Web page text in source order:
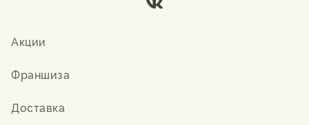
Акции
Франшиза
Доставка